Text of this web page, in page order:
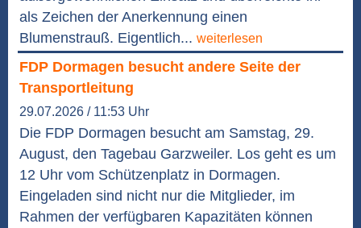
als Zeichen der Anerkennung einen
Blumenstrauß. Eigentlich... weiterlesen
FDP Dormagen besucht andere Seite der
Transportleitung
29.07.2026 / 11:53 Uhr
Die FDP Dormagen besucht am Samstag, 29.
August, den Tagebau Garzweiler. Los geht es um
12 Uhr vom Schützenplatz in Dormagen.
Eingeladen sind nicht nur die Mitglieder, im
Rahmen der verfügbaren Kapazitäten können